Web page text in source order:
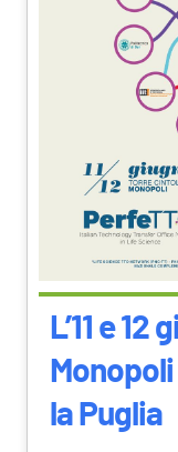
L’11 e
la Puglia